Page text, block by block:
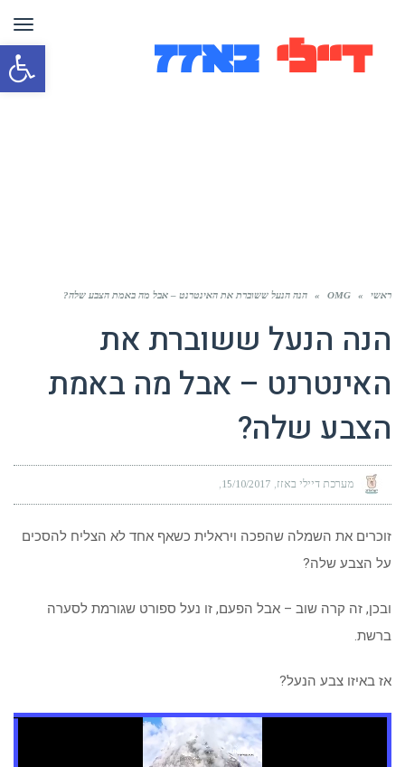
ראשי »
OMG
» הנה הנעל ששוברת את האינטרנט – אבל מה באמת הצבע שלה?
הנה הנעל ששוברת את
האינטרנט – אבל מה באמת
הצבע שלה?
מערכת דיילי באזז 15/10/2017
זוכרים את השמלה שהפכה ויראלית כשאף אחד לא הצליח להסכים
על הצבע שלה?
ובכן, זה קרה שוב – אבל הפעם, זו נעל ספורט שגורמת לסערה
ברשת.
אז באיזו צבע הנעל?